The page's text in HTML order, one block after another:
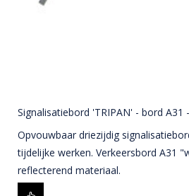
Signalisatiebord 'TRIPAN' - bord A31
Opvouwbaar driezijdig
tijdelijke werken. Verkeersbord A31
reflecterend materiaal.